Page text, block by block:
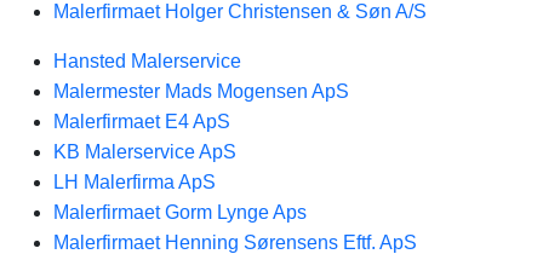
Malerfirmaet Holger Christensen & Søn A/S
Hansted Malerservice
Malermester Mads Mogensen ApS
Malerfirmaet E4 ApS
KB Malerservice ApS
LH Malerfirma ApS
Malerfirmaet Gorm Lynge Aps
Malerfirmaet Henning Sørensens Eftf. ApS